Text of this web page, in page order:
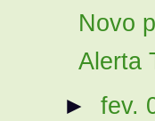
Novo
Alerta
► fev.